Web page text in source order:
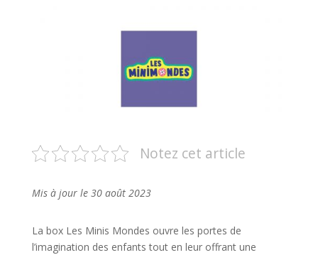
Notez cet article
Mis à jour le 30 août 2023
La box Les Minis Mondes ouvre les portes de
l’imagination des enfants tout en leur offrant une